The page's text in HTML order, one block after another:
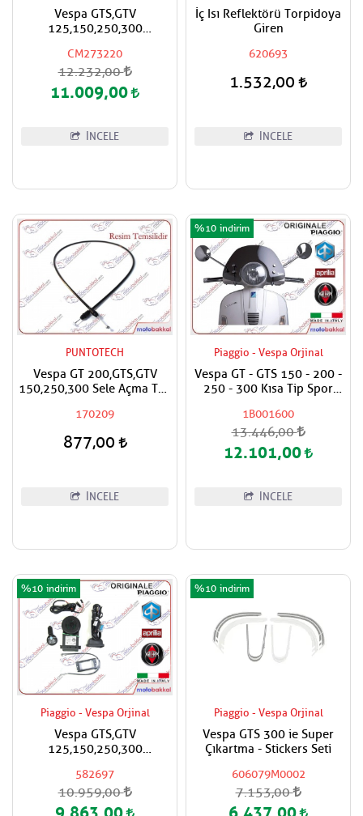
Vespa GTS,GTV
125,150,250,300
İçin Sırt Dayama Pad
CM273220
CM273220
12.232,00
11.009,00
İNCELE
İç Isı Reflektörü Torpidoya
Giren
620693
1.532,00
İNCELE
PUNTOTECH
Vespa GT 200,GTS,GTV
150,250,300 Sele Açma Teli
170209
877,00
İNCELE
Piaggio - Vespa Orjinal
Vespa GT - GTS 150 - 200 -
250 - 300 Kısa Tip Spor
1B001600
%10
13.446,00
12.101,00
İNCELE
Piaggio - Vespa Orjinal
Vespa GTS,GTV
125,150,250,300
Sistemi
582697
%10
10.959,00
Piaggio - Vespa Orjinal
Vespa GTS 300 ie Super
Çıkartma - Stickers Seti
606079M0002
%10
7.153,00